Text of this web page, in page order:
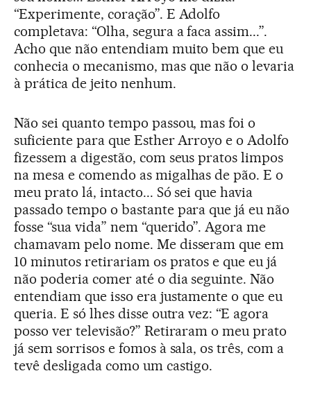
“Experimente, coração”. E Adolfo
completava: “Olha, segura a faca assim...”.
Acho que não entendiam muito bem que eu
conhecia o mecanismo, mas que não o levaria
à prática de jeito nenhum.
Não sei quanto tempo passou, mas foi o
suficiente para que Esther Arroyo e o Adolfo
fizessem a digestão, com seus pratos limpos
na mesa e comendo as migalhas de pão. E o
meu prato lá, intacto... Só sei que havia
passado tempo o bastante para que já eu não
fosse “sua vida” nem “querido”. Agora me
chamavam pelo nome. Me disseram que em
10 minutos retirariam os pratos e que eu já
não poderia comer até o dia seguinte. Não
entendiam que isso era justamente o que eu
queria. E só lhes disse outra vez: “E agora
posso ver televisão?” Retiraram o meu prato
já sem sorrisos e fomos à sala, os três, com a
tevê desligada como um castigo.